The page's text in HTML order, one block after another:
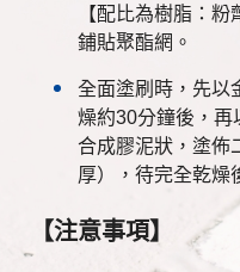
【配比為樹脂：
鋪貼聚酯網。
全面塗刷時，先以
燥約30分鐘後，再
合成膠泥狀，塗佈
厚），待完全乾燥
【注意事項】